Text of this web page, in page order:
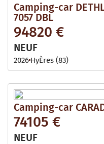
Camping-car
7057 DBL
94820 €
NEUF
2026 HyÈres (83)
Camping-car
74105 €
NEUF